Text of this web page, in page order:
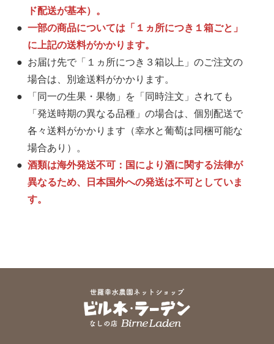
ド配送が基本）。
一部の商品については「１ヵ所につき１箱ごと」
に上記の送料がかかります。
お届け先で「１ヵ所につき３箱以上」のご注文の
場合は、別途送料がかかります。
「同一の生果・果物」を「同時注文」されても
「発送時期の異なる品種」の場合は、個別配送で
各々送料がかかります（幸水と葡萄は同梱可能な
場合あり）。
酒類は海外発送不可：国により酒に関する法律が
異なるため、日本国外への発送は不可としていま
す。